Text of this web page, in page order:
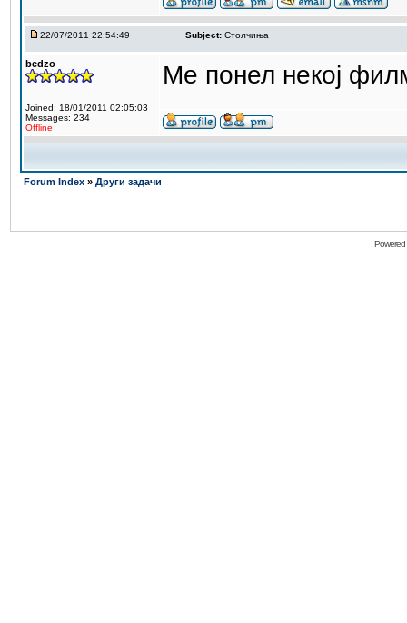
22/07/2011 22:54:49 Subject: Столчиња
bedzo
Joined: 18/01/2011 02:05:03
Messages: 234
Offline
Ме понел некој
Forum Index » Други задачи